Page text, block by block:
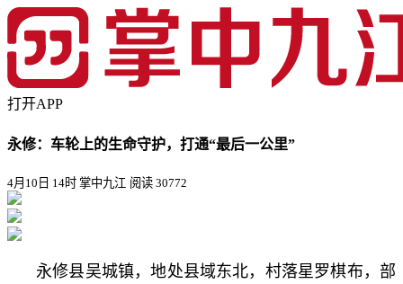
打开APP
永修：车轮上的生命守护，打通“最后一公里”
4月10日 14时 掌中九江 阅读 30772
永修县吴城镇，地处县域东北，村落星罗棋布，部